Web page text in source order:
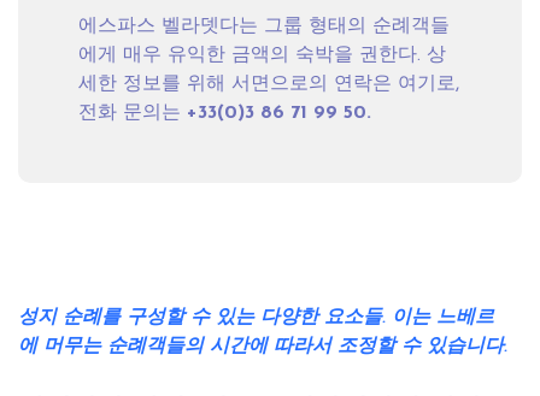
성지 순례를 구성할 수 있는 다양한 요소들. 이는 느베르
에 머무는 순례객들의 시간에 따라서 조정할 수 있습니다.
에스파스 벨라뎃다는 그룹 형태의 순례객들
에게 매우 유익한 금액의 숙박을 권한다. 상
세한 정보를 위해 서면으로의 연락은 여기 로,
전화 문의는 +33(0)3 86 71 99 50.